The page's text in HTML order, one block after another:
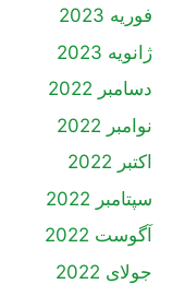
فوریه 2023
ژانویه 2023
دسامبر 2022
نوامبر 2022
اکتبر 2022
سپتامبر 2022
آگوست 2022
جولای 2022